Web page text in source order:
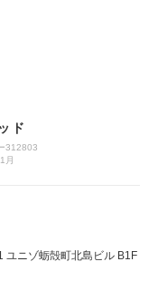
ド
312803
月
ニゾ蛎殻町北島ビル B1F